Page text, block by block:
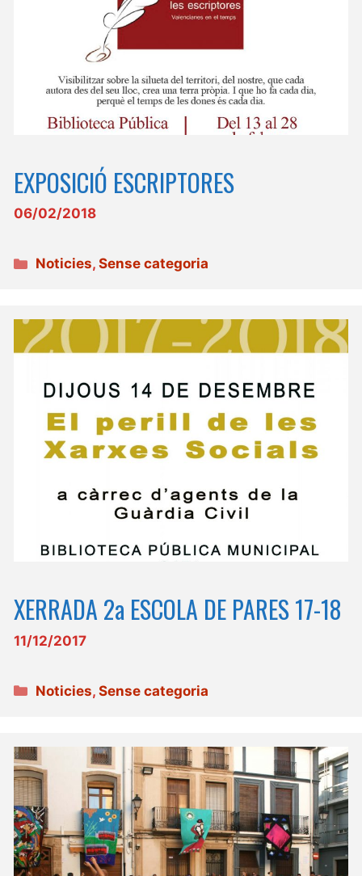
EXPOSICIÓ ESCRIPTORES
06/02/2018
Categories
Noticies,Sense categoria
XERRADA 2a ESCOLA DE PARES 17-18
11/12/2017
Categories
Noticies,Sense categoria